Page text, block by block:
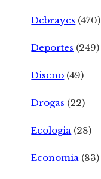
Debrayes (470)
Deportes (249)
Diseño (49)
Drogas (22)
Ecologia (28)
Economia (83)